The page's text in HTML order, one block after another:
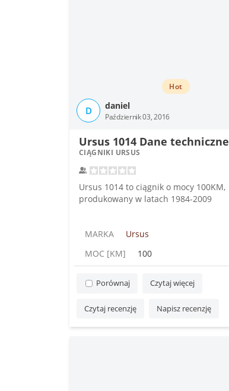
D daniel
Październik 03, 2016
Hot
Ursus 1014 Dane techniczne
CIĄGNIKI URSUS
Ursus 1014 to ciągnik o mocy 100KM,
produkowany w latach 1984-2009
MARKA
Ursus
MOC [KM]
100
Porównaj Czytaj więcej
Czytaj recenzję Napisz recenzję